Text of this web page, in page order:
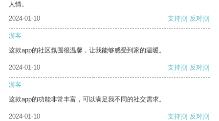
人情。
2024-01-10
支持[0] 反对[0]
游客
这款app的社区氛围很温馨，让我能够感受到家的温暖。
2024-01-10 支持[0] 反对[0]
游客
这款app的功能非常丰富，可以满足我不同的社交需求。
2024-01-10 支持[0] 反对[0]